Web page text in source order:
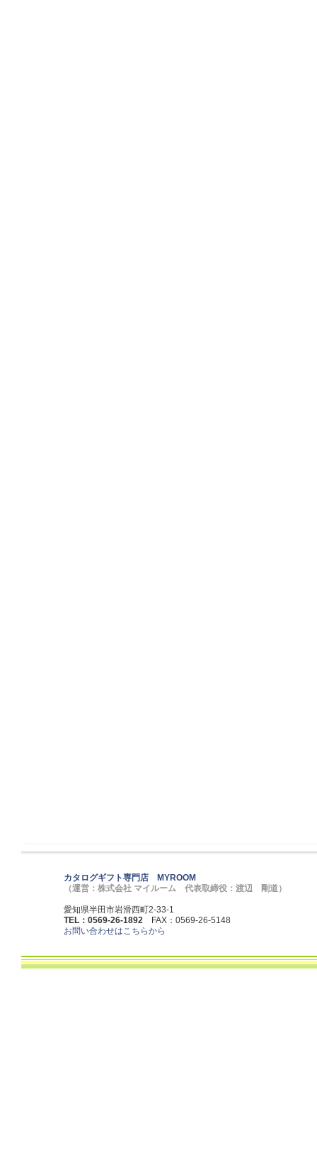
カタログギフト専門店 MYROOM
（運営：株式会社 マイルーム 代表取締役：渡辺 剛道）
愛知県半田市岩滑西町2-33-1
TEL：0569-26-1892 FAX：0569-26-5148
お問い合わせはこちらから